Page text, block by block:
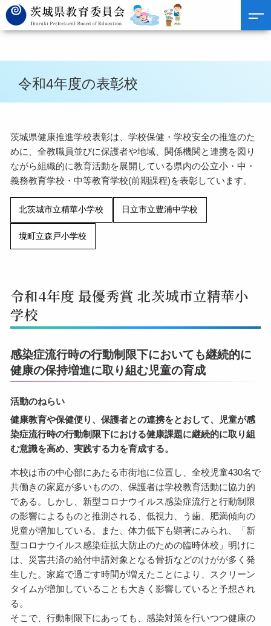
令和4年度の表彰校
茨城県健康推進学校表彰は、学校保健・学校安全の推進のた
めに、全教職員並びに保護者や地域、関係機関と連携を図り
ながら組織的に教育活動を展開している県内の公立小・中・
義務教育学校・中等教育学校(前期課程)を表彰しています。
北茨城市立精華小学校 日立市立豊浦中学校
境町立森戸小学校
令和4年度 最優秀賞 北茨城市立精華小
学校
感染症流行時の行動制限下においても継続的に
健康の保持増進に取り組む児童の育成
活動のねらい
健康教育や保健便り、保護者との連携をとおして、児童が感
染症流行時の行動制限下における健康課題に継続的に取り組
む意識を高め、実践する力を育成する。
本校は市の中心部にあたる市街地に位置し、全校児童430名で
共働きの家庭が多いものの、保護者は学校教育活動に協力的
である。しかし、新型コロナウイルス感染症流行と行動制限
の影響によるものと推測される、低視力、う歯、肥満傾向の
児童が増加している。また、体力低下も顕著にみられ、「新
型コロナウイルス感染症拡大防止のための臨時休校」明けに
は、災害共済の給付申請対象となる骨折などのけがが多く発
生した。家庭で過ごす時間が増えたことにより、スクリーン
タイムが増加していることも大きく影響していると予想され
る。
そこで、行動制限下にあっても、感染対策を行いつつ健康の